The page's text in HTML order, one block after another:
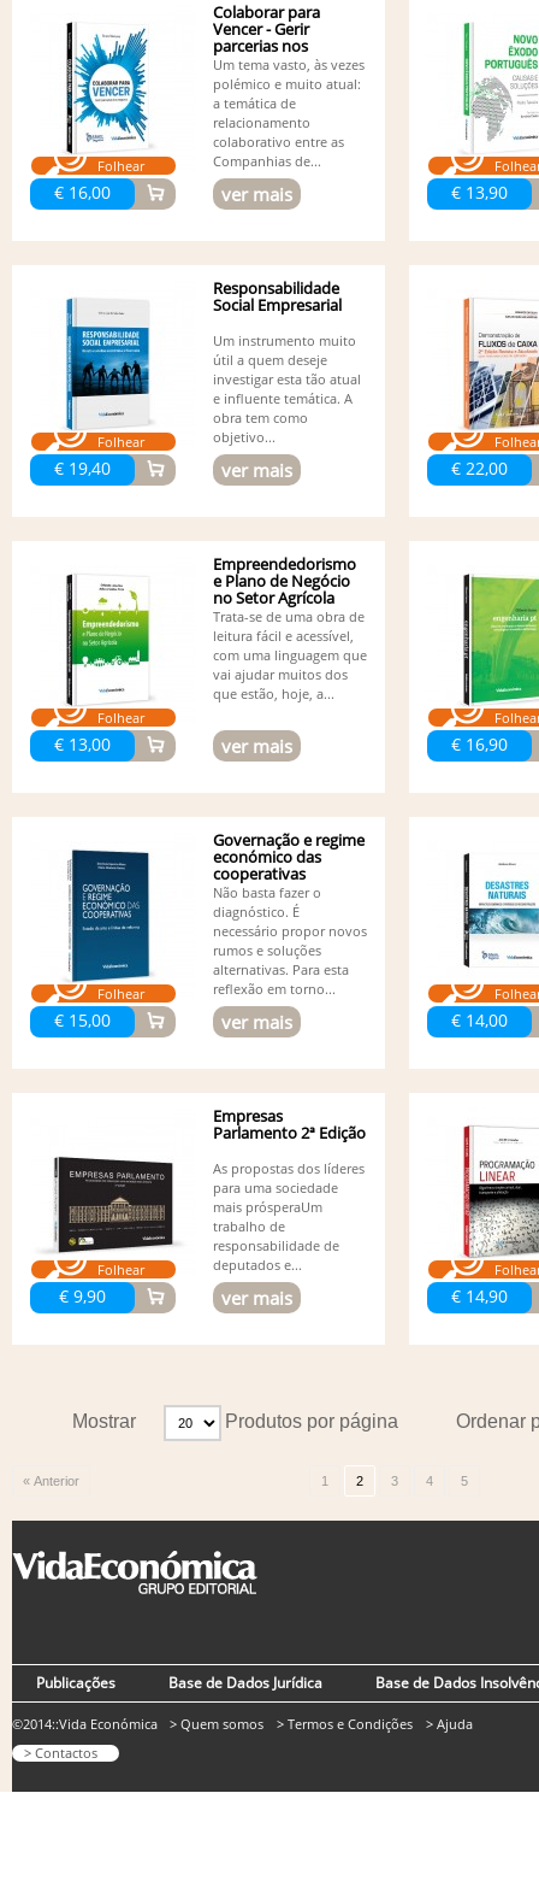
Folhear
€ 16,00
Colaborar para
Vencer - Gerir
parcerias nos
seguros
Um tema vasto, às vezes
polémico e muito atual:
a temática de
relacionamento
colaborativo entre as
Companhias de...
ver mais € 13,90
Folhear
€ 19,40
Responsabilidade
Social Empresarial
Um instrumento muito
útil a quem deseje
investigar esta tão atual
e influente temática. A
obra tem como
objetivo...
ver mais € 22,00
Folhear
€ 13,00
Empreendedorismo
e Plano de Negócio
no Setor Agrícola
Trata-se de uma obra de
leitura fácil e acessível,
com uma linguagem que
vai ajudar muitos dos
que estão, hoje, a...
ver mais € 16,90
Folhear
€ 15,00
Governação e regime
económico das
cooperativas
Não basta fazer o
diagnóstico. É
necessário propor novos
rumos e soluções
alternativas. Para esta
reflexão em torno...
ver mais € 14,00
Folhear
€ 9,90
Empresas
Parlamento 2ª Edição
As propostas dos líderes
para uma sociedade
mais prósperaUm
trabalho de
responsabilidade de
deputados e...
ver mais € 14,90
Ordenar
Mostrar Produtos por página
« Anterior 1 2 3 4 5
Publicações Base de Dados Jurídica Base de Dados
©2014::Vida Económica
> Contactos
> Quem somos > Termos e Condições > Ajuda